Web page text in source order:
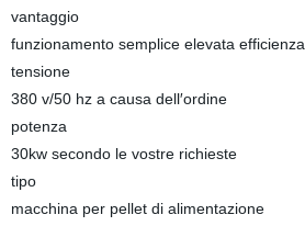
vantaggio
funzionamento semplice elevata efficienza
tensione
380 v/50 hz a causa dell′ordine
potenza
30kw secondo le vostre richieste
tipo
macchina per pellet di alimentazione